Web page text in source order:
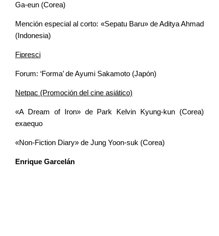
Ga-eun (Corea)
Mención especial al corto: «Sepatu Baru» de Aditya Ahmad
(Indonesia)
Fipresci
Forum: ‘Forma’ de Ayumi Sakamoto (Japón)
Netpac (Promoción del cine asiático)
«A Dream of Iron» de Park Kelvin Kyung-kun (Corea)
exaequo
«Non-Fiction Diary» de Jung Yoon-suk (Corea)
Enrique Garcelán